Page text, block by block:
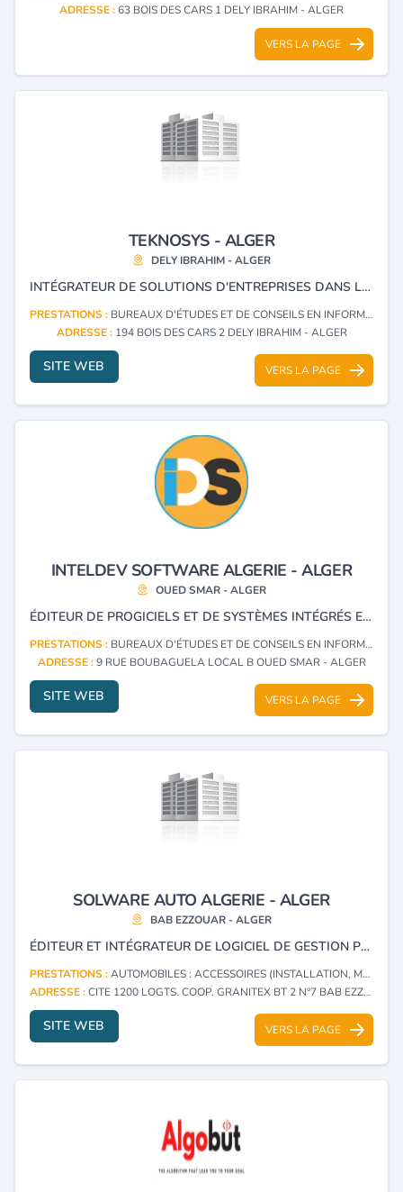
ADRESSE :63 BOIS DES CARS 1 DELY IBRAHIM - ALGER
VERS LA PAGE
TEKNOSYS - ALGER
DELY IBRAHIM - ALGER
INTÉGRATEUR DE SOLUTIONS D'ENTREPRISES DANS LE DOMAINE DU IT AVEC UN FOCUS PARTICULIER SUR LES SOLUTIONS DE COLLABORATIONS UNIFIÉES COMME LES SOLUTIONS DE VISIOCONFÉRENCES, LE ROOM BOOKING DES SALLES DE RÉUNION, LES SOLUTIONS DE PARTAGE DE CONTENU, DE VIDÉOPROTECTION.
PRESTATIONS : BUREAUX D'ÉTUDES ET DE CONSEILS EN INFORMATIQUE (CONSULTING)
ADRESSE : 194 BOIS DES CARS 2 DELY IBRAHIM - ALGER
SITE WEB VERS LA PAGE
INTELDEV SOFTWARE ALGERIE - ALGER
OUED SMAR - ALGER
ÉDITEUR DE PROGICIELS ET DE SYSTÈMES INTÉGRÉS ERP, ENTREPRISE INFORMATIQUE SPÉCIALISÉE DANS LE DÉVELOPPEMENT DE LOGICIELS ET DE PROGRAMMES SUR MESURE.
PRESTATIONS : BUREAUX D'ÉTUDES ET DE CONSEILS EN INFORMATIQUE (CONSULTING)
ADRESSE :9 RUE BOUBAGUELA LOCAL B OUED SMAR - ALGER
SITE WEB VERS LA PAGE
SOLWARE AUTO ALGERIE - ALGER
BAB EZZOUAR - ALGER
ÉDITEUR ET INTÉGRATEUR DE LOGICIEL DE GESTION POUR LES ACTEURS DE LA DISTRIBUTION AUTOMOBILE.
PRESTATIONS :AUTOMOBILES : ACCESSOIRES (INSTALLATION, MONTAGE)
ADRESSE :CITE 1200 LOGTS. COOP. GRANITEX BT 2 N°7 BAB EZZOUAR - ALGER
SITE WEB VERS LA PAGE